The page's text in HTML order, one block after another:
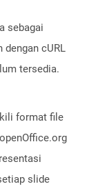
sebagai
dengan cURL
tersedia.
format file
slide